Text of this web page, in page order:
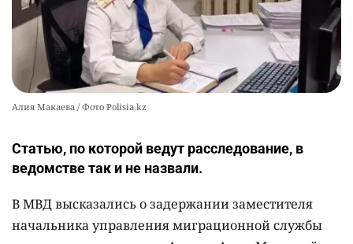
Алия Макаева / Фото Polisia.kz
Статью, по которой ведут расследование, в
ведомстве так и не назвали.
В МВД высказались о задержании заместителя
начальника управления миграционной службы